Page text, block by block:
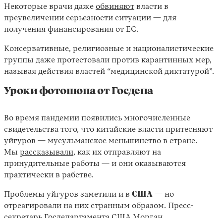
Некоторые врачи даже обвиняют власти в
преувеличении серьезности ситуации — для
получения финансирования от ЕС.
Консервативные, религиозные и националистические
группы даже протестовали против карантинных мер,
называя действия властей “медицинской диктатурой”.
Уроки фотошопа от Госдепа
Во время пандемии появились многочисленные
свидетельства того, что китайские власти притесняют
уйгуров — мусульманское меньшинство в стране.
Мы рассказывали, как их отправляют на
принудительные работы — и они оказываются
практически в рабстве.
Проблемы уйгуров заметили и в США — но
отреагировали на них странным образом. Пресс-